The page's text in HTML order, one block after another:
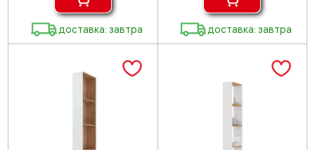
доставка: завтра доставка: завтра